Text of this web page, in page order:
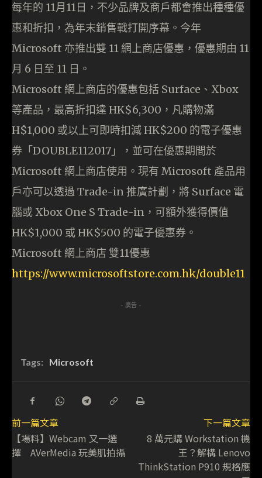
每年的 11月11日，不少品牌及商戶都會推出種種優
惠和折扣，為年末銷售戰打開序幕。今年
Microsoft 亦推出雙 11 網上商店優惠，優惠期由 11
月 6 日至 11 日。
Microsoft 網上商店的優惠包括 Surface、Xbox
等產品，最高折扣達 HK$6,300，凡購物滿
H$1,000 或以上可即時扣減 HK$200 的電子優惠
券「DOUBLE112017」，並可在優惠期間於
Microsoft 網上商店使用。現有 Microsoft 產品用
戶亦可以透過 Trade-in 推廣計劃，將 Surface 電
腦或 Xbox One S Trade-in，可額外獲得價值
HK$1,000 或 HK$500 的電子優惠券。
Microsoft 網上商店 雙11優惠
https://www.microsoftstore.com.hk/double11
- 廣告 -
Tags: Microsoft
前一篇文章
【場料】Webcam 又一選
擇 AVerMedia 玩美肌拍攝
下一篇文章
8 萬元購 Workstation 機
王？解構 Lenovo
ThinkStation P910 規格應